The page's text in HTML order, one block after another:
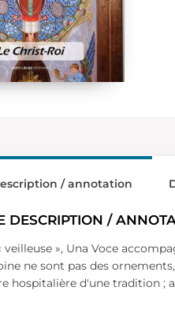
/ annotation
DESCRIPTION /
veilleuse », Una Voce
ne sont pas des
hospitalière d'une tradition ;